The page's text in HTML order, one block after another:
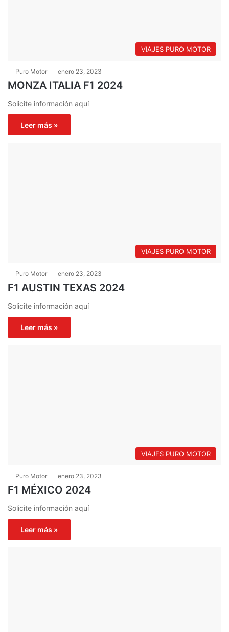
VIAJES PURO MOTOR
Puro Motor enero 23, 2023
MONZA ITALIA F1 2024
Solicite información aquí
Leer más »
VIAJES PURO MOTOR
Puro Motor enero 23, 2023
F1 AUSTIN TEXAS 2024
Solicite información aquí
Leer más »
VIAJES PURO MOTOR
Puro Motor enero 23, 2023
F1 MÉXICO 2024
Solicite información aquí
Leer más »